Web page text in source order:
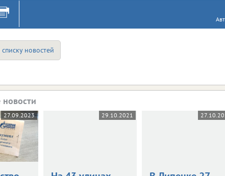
новостей
27.09.2023 29.10.2021